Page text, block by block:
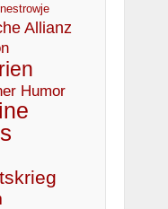
Allianz
Humor